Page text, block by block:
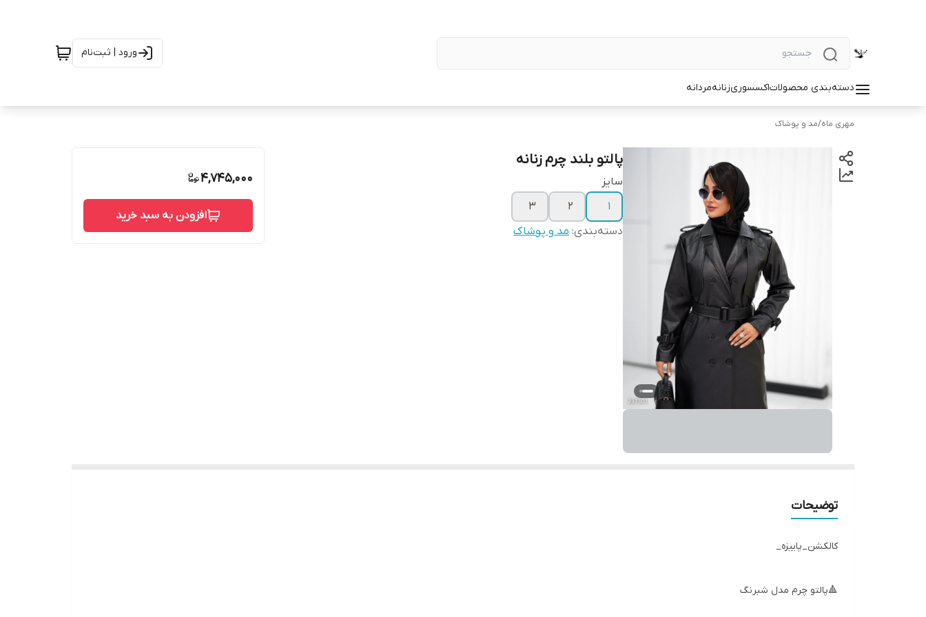
ورود | ثبت‌نام
دسته‌بندی محصولاتاکسسوریزنانهمردانه
مهری ماه/مد و پوشاک
پالتو بلند چرم زنانه
سایز
۱
۲
۳
دسته‌بندی: مد و پوشاک
4,745,000
افزودن به سبد خرید
توضیحات
کالکشن_پاییزه_
🔺پالتو چرم مدل شبرنگ